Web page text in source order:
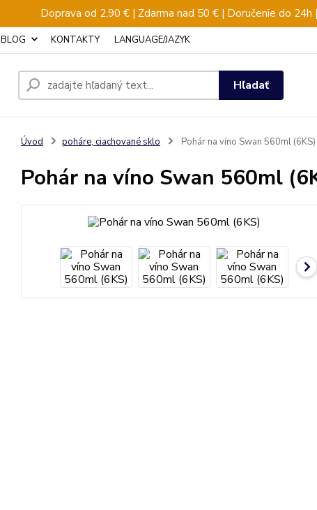
Doprava od 2,90 € | Zdarma nad 50 € | Doručenie do 24h
BLOG KONTAKTY LANGUAGE/JAZYK
Hľadať
Úvod poháre, ciachované sklo Pohár na víno Swan 560ml (6KS)
Pohár na víno Swan 560ml